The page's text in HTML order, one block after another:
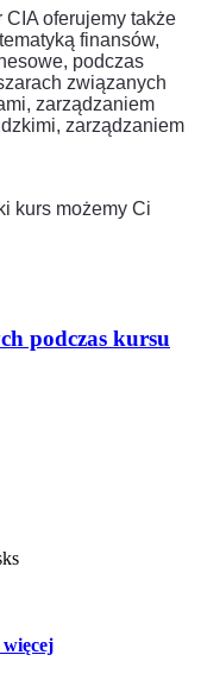
oferujemy także
finansów,
podczas
związanych
zarządzaniem
zarządzaniem
kurs możemy Ci
podczas kursu
więcej